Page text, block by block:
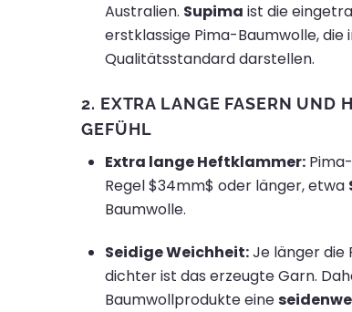
Australien. Supima ist die
erstklassige Pima-Baumwolle, die
Qualitätsstandard darstellen.
2. EXTRA LANGE FASERN UND
GEFÜHL
Extra lange Heftklammer:
Regel$34mm$ oder länger, etwa
Baumwolle.
Seidige Weichheit:Je länger die
dichter ist das erzeugte Garn.
Baumwollprodukte eine